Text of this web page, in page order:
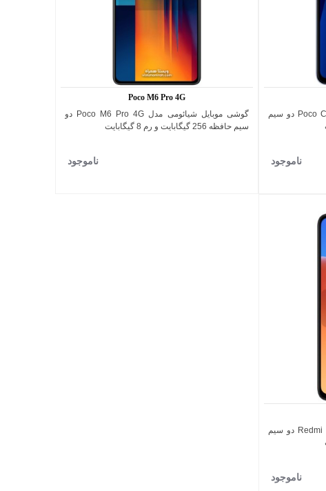
گوشی موبایل شیائومی مدل Poco C65 4G دو سیم
ناموجود
اضافه به مقایسه
Poco M6 Pro 4G
گوشی موبایل شیائومی مدل Poco M6 Pro 4G دو
سیم حافظه 256 گیگابایت و رم 8 گیگابایت
ناموجود
گوشی موبایل شیائومی مدل Redmi 12 4G دو سیم
ناموجود